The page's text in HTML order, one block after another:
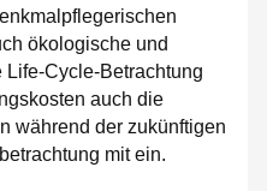
ökologische und
Cycle-Betrachtung
auch die
während der zukünftigen
mit ein.